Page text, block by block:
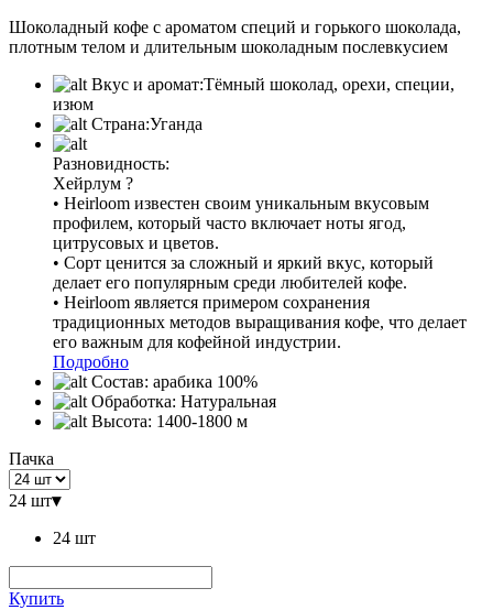
Шоколадный кофе с ароматом специй и горького шоколада,
плотным телом и длительным шоколадным послевкусием
Вкус и аромат:Тёмный шоколад, орехи, специи,
изюм
Страна:Уганда
Разновидность:
Хейрлум ?
• Heirloom известен своим уникальным вкусовым
профилем, который часто включает ноты ягод,
цитрусовых и цветов.
• Сорт ценится за сложный и яркий вкус, который
делает его популярным среди любителей кофе.
• Heirloom является примером сохранения
традиционных методов выращивания кофе, что делает
его важным для кофейной индустрии.
Подробно
Состав: арабика 100%
Обработка: Натуральная
Высота: 1400-1800 м
Пачка
24 шт▾
24 шт
Купить